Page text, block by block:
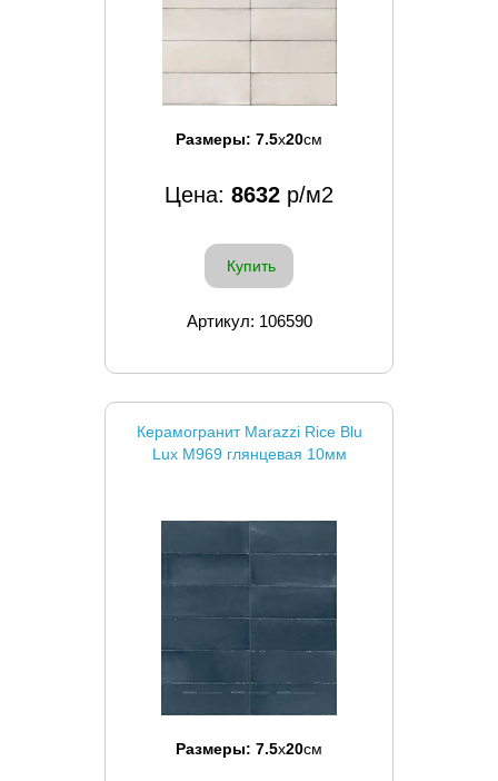
Размеры: 7.5x20см
Цена: 8632 р/м2
Купить
Артикул: 106590
Керамогранит Marazzi Rice Blu
Lux M969 глянцевая 10мм
Размеры: 7.5x20см